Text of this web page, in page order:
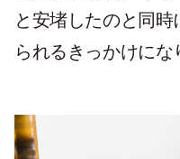
と安堵したのと同
られるきっかけにな